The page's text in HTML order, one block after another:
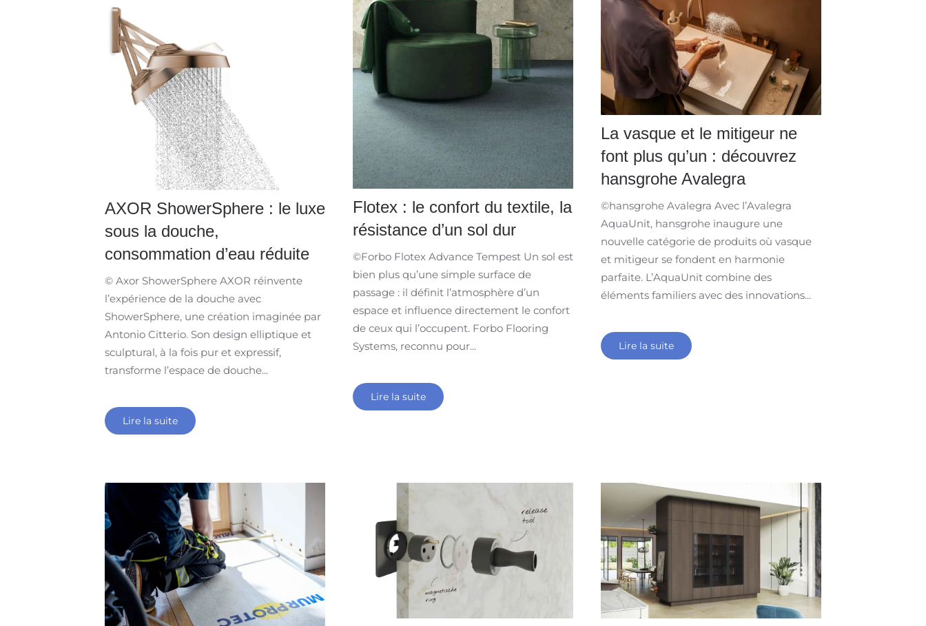
AXOR ShowerSphere : le luxe
sous la douche,
consommation d’eau réduite ​
© Axor ShowerSphere AXOR réinvente
l’expérience de la douche avec
ShowerSphere, une création imaginée par
Antonio Citterio. Son design elliptique et
sculptural, à la fois pur et expressif,
transforme l’espace de douche...
Lire la suite
Flotex : le confort du textile, la
résistance d’un sol dur
©Forbo Flotex Advance Tempest Un sol est
bien plus qu’une simple surface de
passage : il définit l’atmosphère d’un
espace et influence directement le confort
de ceux qui l’occupent. Forbo Flooring
Systems, reconnu pour...
Lire la suite
La vasque et le mitigeur ne
font plus qu’un : découvrez
hansgrohe Avalegra ​
©hansgrohe Avalegra Avec l’Avalegra
AquaUnit, hansgrohe inaugure une
nouvelle catégorie de produits où vasque
et mitigeur se fondent en harmonie
parfaite. L’AquaUnit combine des
éléments familiers avec des innovations...
Lire la suite